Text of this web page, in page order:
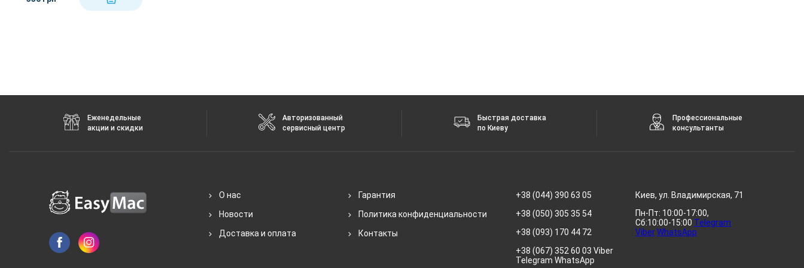
Еженедельные
акции и скидки
Авторизованный
сервисный центр
Быстрая доставка
по Киеву
Профессиональные
консультанты
О нас
Новости
Доставка и оплата
Гарантия
Политика конфиденциальности
Контакты
+38 (044) 390 63 05
+38 (050) 305 35 54
+38 (093) 170 44 72
+38 (067) 352 60 03 Viber
Telegram WhatsApp
Киев, ул. Владимирская, 71
Пн-Пт: 10:00-17:00,
Сб:10:00-15:00 Telegram
ViberWhatsApp